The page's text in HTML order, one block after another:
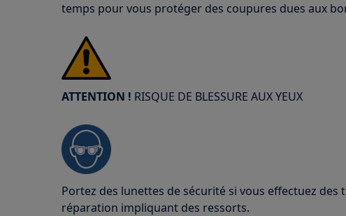
temps pour vous protéger des coupures dues aux
ATTENTION ! RISQUE DE BLESSURE AUX YEUX
Portez des lunettes de sécurité si vous effectuez des
réparation impliquant des ressorts.